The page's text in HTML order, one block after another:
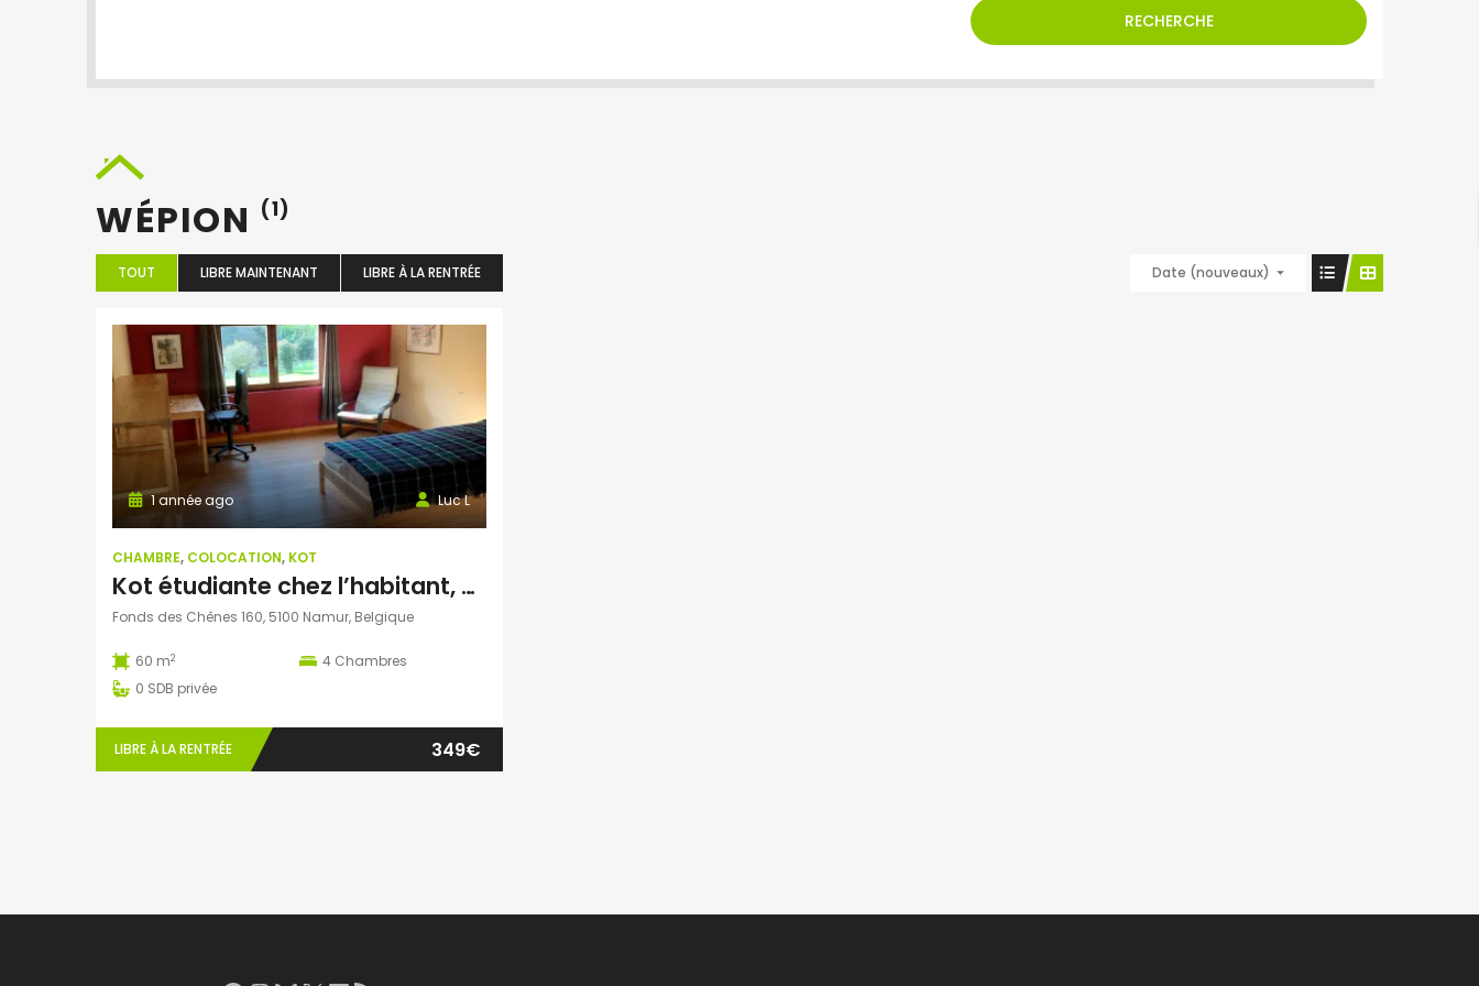
RECHERCHE
WÉPION (1)
TOUT LIBRE MAINTENANT LIBRE À LA RENTRÉE Date (nouveaux)
Luc L
1 année ago
CHAMBRE, COLOCATION, KOT
Kot étudiante chez l’habitant, 60 m² ( Wépion, Namur)
Fonds des Chênes 160, 5100 Namur, Belgique
60 m2 4 Chambres
0 SDB privée
LIBRE À LA RENTRÉE 349€